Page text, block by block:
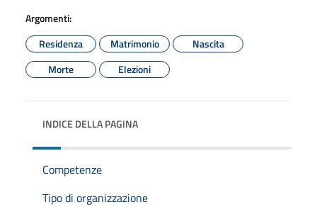
Argomenti:
Residenza
Matrimonio
Nascita
Morte
Elezioni
INDICE DELLA PAGINA
Competenze
Tipo di organizzazione